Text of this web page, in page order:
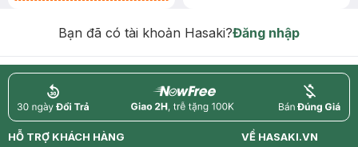
Bạn đã có tài khoản Hasaki?Đăng nhập
return nowfree price
HỖ TRỢ KHÁCH HÀNG
VỀ HASAKI.VN